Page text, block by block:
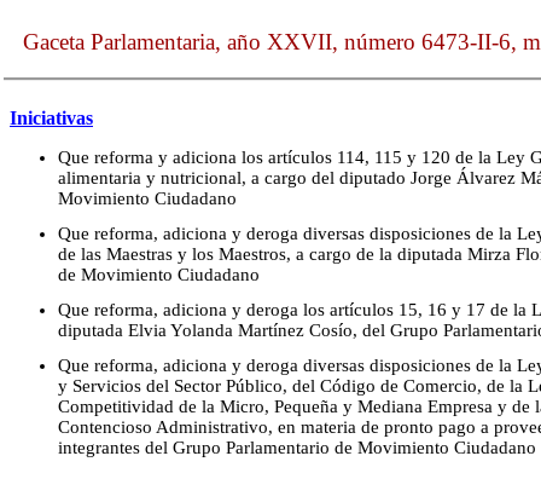
Gaceta Parlamentaria, año XXVII, número 6473-II-6,
Iniciativas
Que reforma y adiciona los artículos 114, 115 y 120 de la Ley
alimentaria y nutricional, a cargo del diputado Jorge Álvarez
Movimiento Ciudadano
Que reforma, adiciona y deroga diversas disposiciones de la
de las Maestras y los Maestros, a cargo de la diputada Mirza
de Movimiento Ciudadano
Que reforma, adiciona y deroga los artículos 15, 16 y 17 de la
diputada Elvia Yolanda Martínez Cosío, del Grupo
Que reforma, adiciona y deroga diversas disposiciones de la
y Servicios del Sector Público, del Código de Comercio, de la
Competitividad de la Micro, Pequeña y Mediana Empresa y de
Contencioso Administrativo, en materia de pronto pago a
integrantes del Grupo Parlamentario de Movimiento Ciudadano